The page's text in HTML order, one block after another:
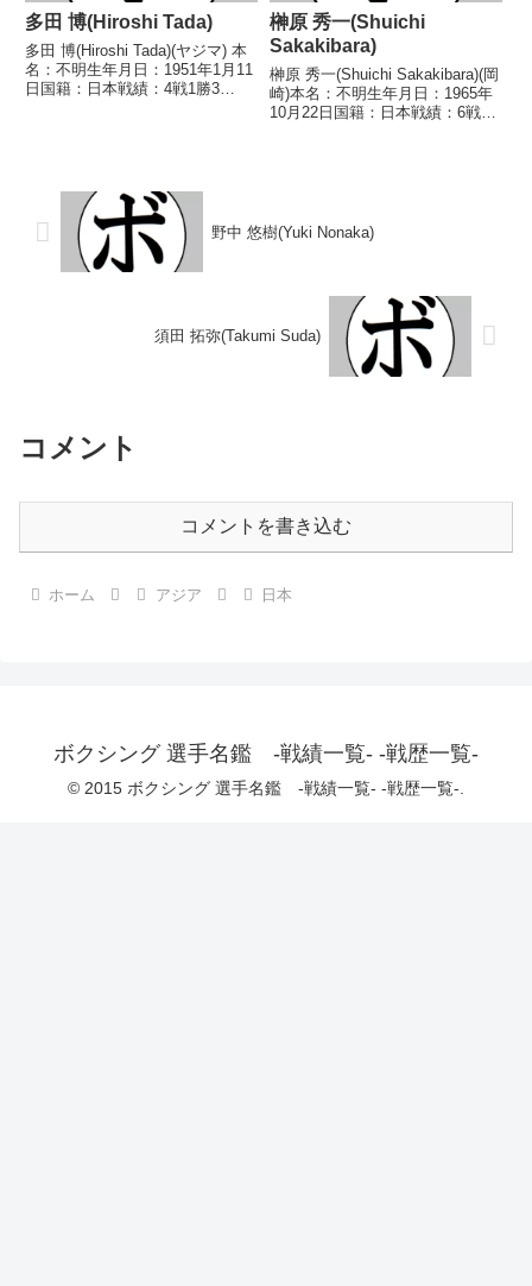
多田 博(Hiroshi Tada)
多田 博(Hiroshi Tada)(ヤジマ) 本
名：不明生年月日：1951年1月11
日国籍：日本戦績：4戦1勝3
榊原 秀一(Shuichi
Sakakibara)
榊原 秀一(Shuichi Sakakibara)(岡
崎)本名：不明生年月日：1965年
10月22日国籍：日本戦績：6戦2
野中 悠樹(Yuki Nonaka)
須田 拓弥(Takumi Suda)
コメント
コメントを書き込む
ホーム アジア 日本
ボクシング 選手名鑑 -戦績一覧- -戦歴一覧-
© 2015 ボクシング 選手名鑑 -戦績一覧- -戦歴一覧-.